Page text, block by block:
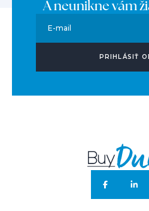
A neunikne vám
E-mail
PRIHLÁSIŤ